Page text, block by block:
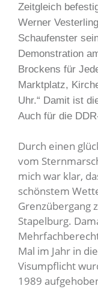
Zeitgleich
Werner
Schaufenster
Demonstration
Brockens für
Marktplatz,
Uhr.“ Damit ist
Auch für die
Durch einen
vom
mich war klar,
schönstem
Grenzübergang
Stapelburg.
Mal im Jahr in
Visumpflicht
1989